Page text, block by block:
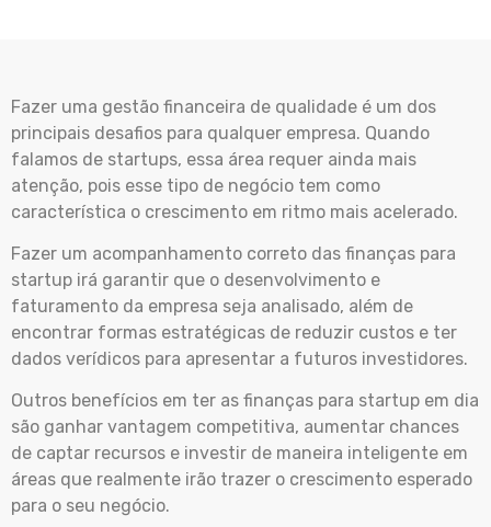
Fazer uma gestão financeira de qualidade é um dos
principais desafios para qualquer empresa. Quando
falamos de startups, essa área requer ainda mais
atenção, pois esse tipo de negócio tem como
característica o crescimento em ritmo mais acelerado.
Fazer um acompanhamento correto das finanças para
startup irá garantir que o desenvolvimento e
faturamento da empresa seja analisado, além de
encontrar formas estratégicas de reduzir custos e ter
dados verídicos para apresentar a futuros investidores.
Outros benefícios em ter as finanças para startup em dia
são ganhar vantagem competitiva, aumentar chances
de captar recursos e investir de maneira inteligente em
áreas que realmente irão trazer o crescimento esperado
para o seu negócio.